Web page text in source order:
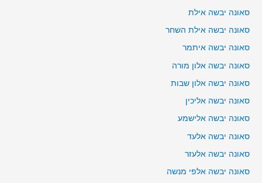
סאונה יבשה אילת
סאונה יבשה אילת השחר
סאונה יבשה איתמר
סאונה יבשה אלון מורה
סאונה יבשה אלון שבות
סאונה יבשה אליכין
סאונה יבשה אלישמע
סאונה יבשה אלעד
סאונה יבשה אלעזר
סאונה יבשה אלפי מנשה